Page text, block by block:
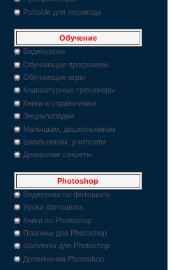
Portable для перевода
Обучение
Видеоуроки
Обучающие программы
Обучающие игры
Клавиатурные тренажеры
Книги и справочники
Энциклопедии
Малышам, дошкольникам
Школьникам, учителям
Домашние секреты
Photoshop
Видеуроки по фотошопу
Уроки фотошопа
Книги по Photoshop
Плагины для Photoshop
Шаблоны для Photoshop
Дополнения Photoshop